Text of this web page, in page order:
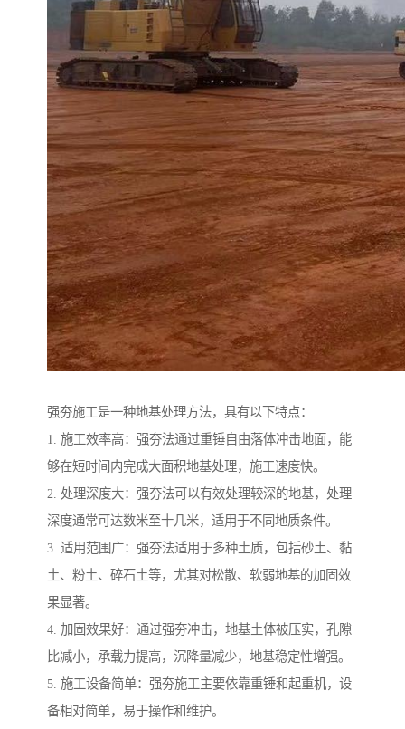
强夯施工是一种地基处理方法，具有以下特点：
1. 施工效率高：强夯法通过重锤自由落体冲击地面，能
够在短时间内完成大面积地基处理，施工速度快。
2. 处理深度大：强夯法可以有效处理较深的地基，处理
深度通常可达数米至十几米，适用于不同地质条件。
3. 适用范围广：强夯法适用于多种土质，包括砂土、黏
土、粉土、碎石土等，尤其对松散、软弱地基的加固效
果显著。
4. 加固效果好：通过强夯冲击，地基土体被压实，孔隙
比减小，承载力提高，沉降量减少，地基稳定性增强。
5. 施工设备简单：强夯施工主要依靠重锤和起重机，设
备相对简单，易于操作和维护。